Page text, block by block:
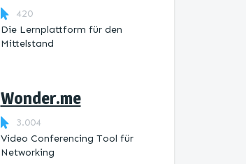
420
Die Lernplattform ​für den
Mittelstand
Wonder.me
3.004
Video Conferencing Tool für
Networking